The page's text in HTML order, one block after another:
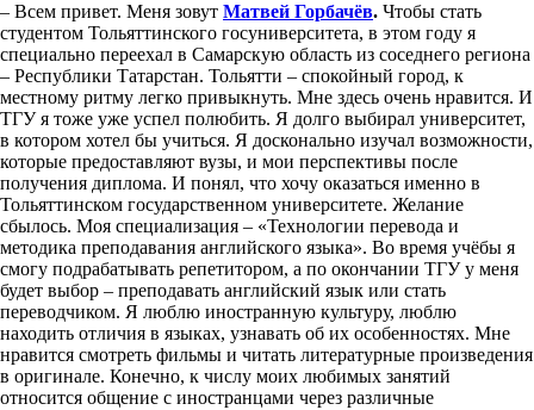
– Всем привет. Меня зовут Матвей Горбачёв. Чтобы стать
студентом Тольяттинского госуниверситета, в этом году я
специально переехал в Самарскую область из соседнего региона
– Республики Татарстан. Тольятти – спокойный город, к
местному ритму легко привыкнуть. Мне здесь очень нравится. И
ТГУ я тоже уже успел полюбить. Я долго выбирал университет,
в котором хотел бы учиться. Я досконально изучал возможности,
которые предоставляют вузы, и мои перспективы после
получения диплома. И понял, что хочу оказаться именно в
Тольяттинском государственном университете. Желание
сбылось. Моя специализация – «Технологии перевода и
методика преподавания английского языка». Во время учёбы я
смогу подрабатывать репетитором, а по окончании ТГУ у меня
будет выбор – преподавать английский язык или стать
переводчиком. Я люблю иностранную культуру, люблю
находить отличия в языках, узнавать об их особенностях. Мне
нравится смотреть фильмы и читать литературные произведения
в оригинале. Конечно, к числу моих любимых занятий
относится общение с иностранцами через различные